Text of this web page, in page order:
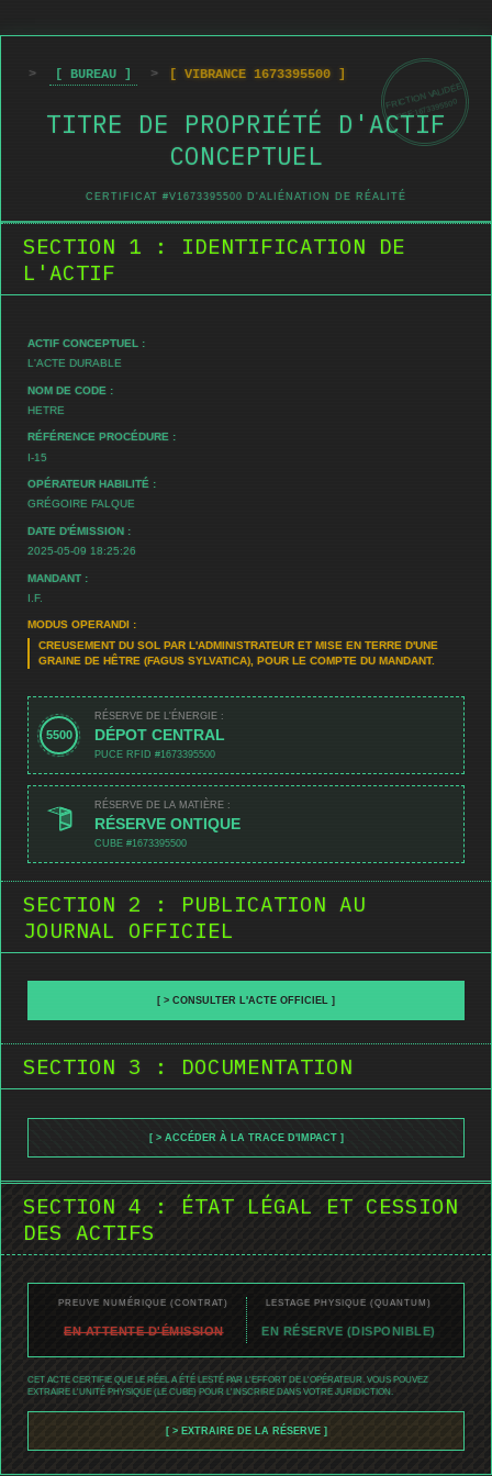
FRICTION VALIDÉE
REF:1673395500
> [ BUREAU ] > [ VIBRANCE 1673395500 ]
TITRE DE PROPRIÉTÉ D'ACTIF
CONCEPTUEL
CERTIFICAT #V1673395500 D'ALIÉNATION DE RÉALITÉ
SECTION 1 : IDENTIFICATION DE
L'ACTIF
ACTIF CONCEPTUEL :
L'ACTE DURABLE
NOM DE CODE :
HETRE
RÉFÉRENCE PROCÉDURE :
I-15
OPÉRATEUR HABILITÉ :
GRÉGOIRE FALQUE
DATE D'ÉMISSION :
2025-05-09 18:25:26
MANDANT :
I.F.
MODUS OPERANDI :
CREUSEMENT DU SOL PAR L'ADMINISTRATEUR ET MISE EN TERRE D'UNE
GRAINE DE HÊTRE (FAGUS SYLVATICA), POUR LE COMPTE DU MANDANT.
5500
RÉSERVE DE L'ÉNERGIE :
DÉPOT CENTRAL
PUCE RFID #1673395500
RÉSERVE DE LA MATIÈRE :
RÉSERVE ONTIQUE
CUBE #1673395500
SECTION 2 : PUBLICATION AU
JOURNAL OFFICIEL
[ > CONSULTER L'ACTE OFFICIEL ]
SECTION 3 : DOCUMENTATION
[ > ACCÉDER À LA TRACE D'IMPACT ]
SECTION 4 : ÉTAT LÉGAL ET CESSION
DES ACTIFS
PREUVE NUMÉRIQUE (CONTRAT)
EN ATTENTE D'ÉMISSION
LESTAGE PHYSIQUE (QUANTUM)
EN RÉSERVE (DISPONIBLE)
CET ACTE CERTIFIE QUE LE RÉEL A ÉTÉ LESTÉ PAR L'EFFORT DE L'OPÉRATEUR. VOUS POUVEZ
EXTRAIRE L'UNITÉ PHYSIQUE (LE CUBE) POUR L'INSCRIRE DANS VOTRE JURIDICTION.
[ > EXTRAIRE DE LA RÉSERVE ]